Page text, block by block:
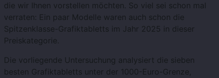
die wir Ihnen vorstellen möchten. So viel sei schon mal
verraten: Ein paar Modelle waren auch schon die
Spitzenklasse-Grafiktabletts im Jahr 2025 in dieser
Preiskategorie.
Die vorliegende Untersuchung analysiert die sieben
besten Grafiktabletts unter der 1000-Euro-Grenze,